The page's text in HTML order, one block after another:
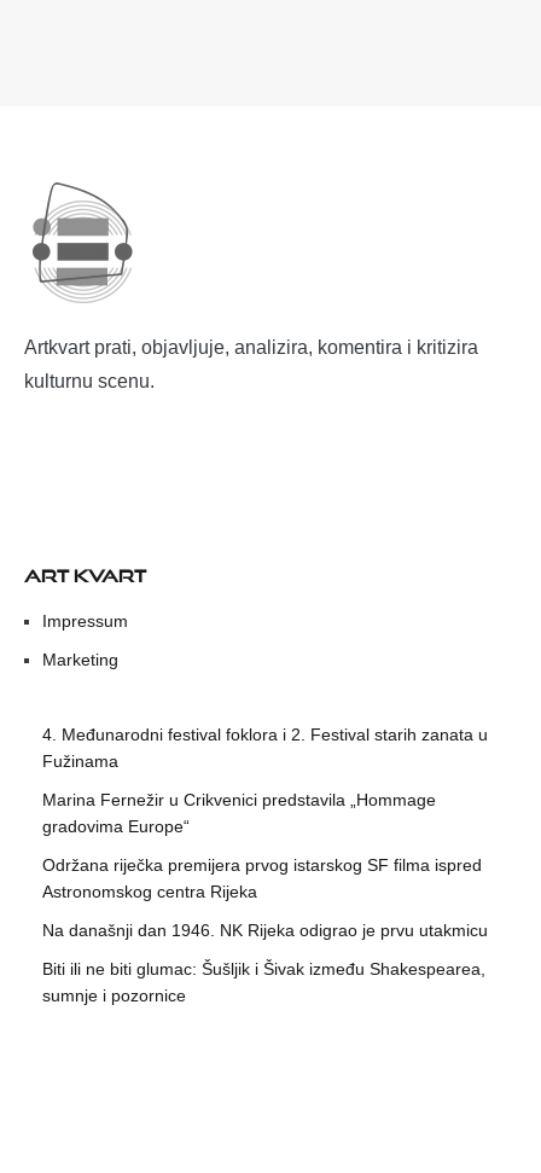
Artkvart prati, objavljuje, analizira, komentira i kritizira
kulturnu scenu.
ART KVART
Impressum
Marketing
4. Međunarodni festival foklora i 2. Festival starih zanata u
Fužinama
Marina Fernežir u Crikvenici predstavila „Hommage
gradovima Europe“
Održana riječka premijera prvog istarskog SF filma ispred
Astronomskog centra Rijeka
Na današnji dan 1946. NK Rijeka odigrao je prvu utakmicu
Biti ili ne biti glumac: Šušljik i Šivak između Shakespearea,
sumnje i pozornice